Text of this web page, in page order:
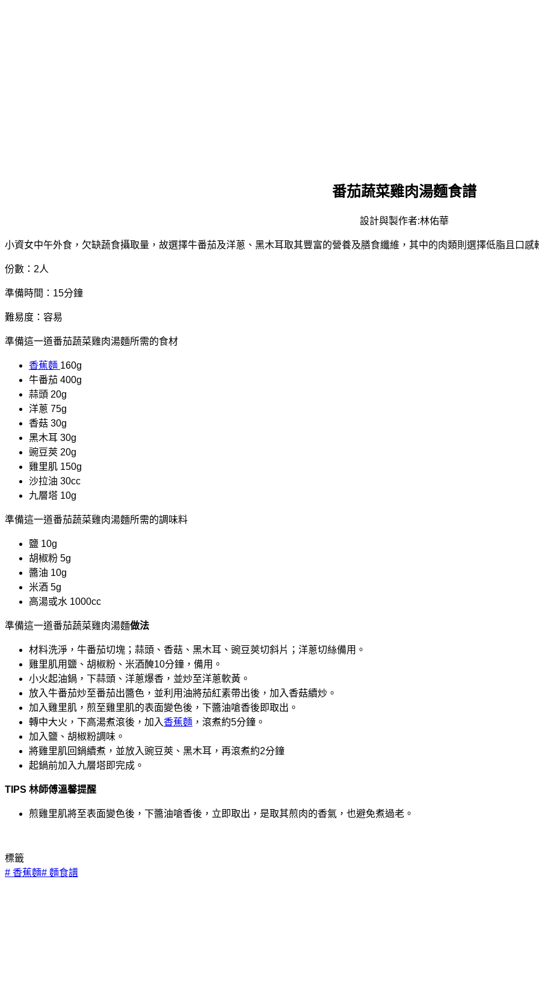
番茄蔬菜雞肉湯麵食譜
設計與製作者:林佑華
小資女中午外食，欠缺蔬食攝取量，故選擇牛番茄及洋蔥、黑木耳取其豐富的營養及膳食纖維，其中的肉類則選擇低脂且口感
份數：2人
準備時間：15分鐘
難易度：容易
準備這一道番茄蔬菜雞肉湯麵所需的食材
香蕉麵 160g
牛番茄 400g
蒜頭 20g
洋蔥 75g
香菇 30g
黑木耳 30g
豌豆莢 20g
雞里肌 150g
沙拉油 30cc
九層塔 10g
準備這一道番茄蔬菜雞肉湯麵所需的調味料
鹽 10g
胡椒粉 5g
醬油 10g
米酒 5g
高湯或水 1000cc
準備這一道番茄蔬菜雞肉湯麵做法
材料洗淨，牛番茄切塊；蒜頭、香菇、黑木耳、豌豆莢切斜片；洋蔥切絲備用。
雞里肌用鹽、胡椒粉、米酒醃10分鐘，備用。
小火起油鍋，下蒜頭、洋蔥爆香，並炒至洋蔥軟黃。
放入牛番茄炒至番茄出醬色，並利用油將茄紅素帶出後，加入香菇續炒。
加入雞里肌，煎至雞里肌的表面變色後，下醬油嗆香後即取出。
轉中大火，下高湯煮滾後，加入香蕉麵 ，滾煮約5分鐘。
加入鹽、胡椒粉調味。
將雞里肌回鍋續煮，並放入豌豆莢、黑木耳，再滾煮約2分鐘
起鍋前加入九層塔即完成。
TIPS 林師傅溫馨提醒
煎雞里肌將至表面變色後，下醬油嗆香後，立即取出，是取其煎肉的香氣，也避免煮過老。
標籤
# 香蕉麵# 麵食譜